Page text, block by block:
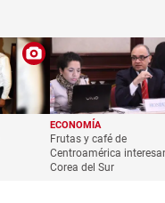
ECONOMÍA
Frutas y café de
Centroamérica
Corea del Sur